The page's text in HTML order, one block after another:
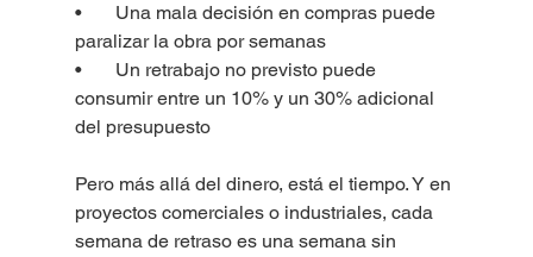
•       Una mala decisión en compras puede
paralizar la obra por semanas
•       Un retrabajo no previsto puede
consumir entre un 10% y un 30% adicional
del presupuesto
Pero más allá del dinero, está el tiempo. Y en
proyectos comerciales o industriales, cada
semana de retraso es una semana sin